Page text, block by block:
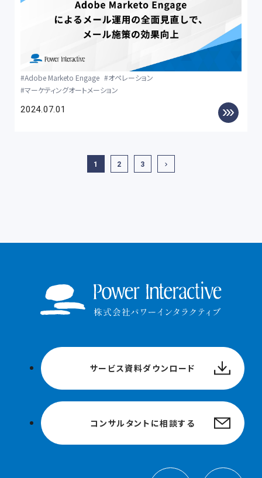
Adobe Marketo Engage
オペレーション
マーケティングオートメーション
2024.07.01
1 2 3
サービス資料ダウンロード
コンサルタントに相談する